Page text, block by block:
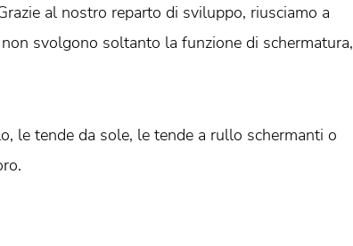
al nostro reparto di sviluppo, riusciamo a
svolgono soltanto la funzione di schermatura,
le tende da sole, le tende a rullo schermanti o